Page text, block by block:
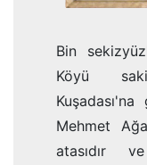
Bin
Köyü
Mehmet
atasıdır